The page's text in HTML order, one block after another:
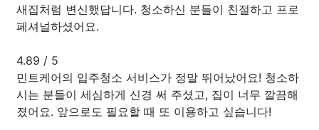
새집처럼 변신했답니다. 청소하신 분들이 친절하고 프로
페셔널하셨어요.
4.89 / 5
민트케어의 입주청소 서비스가 정말 뛰어났어요! 청소하
시는 분들이 세심하게 신경 써 주셨고, 집이 너무 깔끔해
졌어요. 앞으로도 필요할 때 또 이용하고 싶습니다!